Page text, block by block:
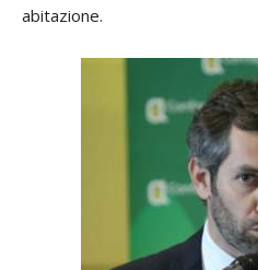
abitazione.